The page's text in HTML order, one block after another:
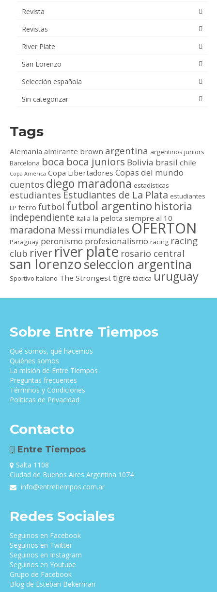
Revista
Revistas
River Plate
San Lorenzo
Selección española
Sin categorizar
Tags
Alemania almirante brown argentina argentinos juniors
Barcelona boca boca juniors Bolivia brasil chile
Copa América Copa Libertadores Copas del mundo
cuentos diego maradona estadísticas
estudiantes Estudiantes de La Plata estudiantes
LP ferro futbol futbol argentino historia
independiente Italia la pelota siempre al 10
maradona Messi mundiales OFERTON
Paraguay peronismo profesionalismo racing racing
club river river plate rosario central
san lorenzoseleccion argentina
Sportivo Italiano The Strongest tigre táctica uruguay
Sobre Entre Tiempos
Qué somos, qué hacemos
Quiénes somos
La misión de Entre Tiempos
Preguntas frecuentes
Términos y Condiciones
Politicas de Privacidad
Contacto
Entre Tiempos
Salta 1108
Ciudad de Buenos Aires Argentina 1074
info@entretiempos.com.ar
Redes Sociales
Seguinos en Facebook
Seguinos en Twitter
Seguinos en Instagram
Seguinos en Youtube
Grupo de Facebook
Blog de Esteban Bekerman